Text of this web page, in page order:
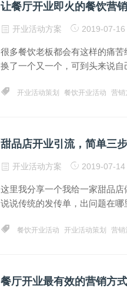
让餐厅开业即火的餐饮营
开业活动方案 2019-07-16
很多餐饮老板都会有这样的痛
换了一个又一个，可到头来说
开业活动策划 餐饮开业活动 营销
甜品店开业引流，简单三
开业活动方案 2019-07-14
这里我分享一个我给一家甜品
说说传统的发传单，出问题在
餐饮开业活动 开业活动策划 营销
餐厅开业最有效的营销方